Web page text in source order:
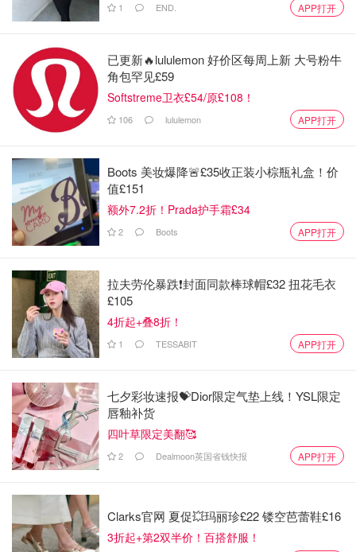
1 END. APP打开
已更新🔥lululemon 好价区每周上新 大号粉牛
角包罕见£59
Softstreme卫衣£54/原£108！
106 lululemon APP打开
Boots 美妆爆降🚨£35收正装小棕瓶礼盒！价
值£151
额外7.2折！Prada护手霜£34
2 Boots APP打开
拉夫劳伦暴跌❗️封面同款棒球帽£32 扭花毛衣
£105
4折起+叠8折！
1 TESSABIT APP打开
七夕彩妆速报💝Dior限定气垫上线！YSL限定
唇釉补货
四叶草限定美翻🥰
2 Dealmoon英国省钱快报 APP打开
Clarks官网 夏促💥玛丽珍£22 镂空芭蕾鞋£16
3折起+第2双半价！百搭舒服！